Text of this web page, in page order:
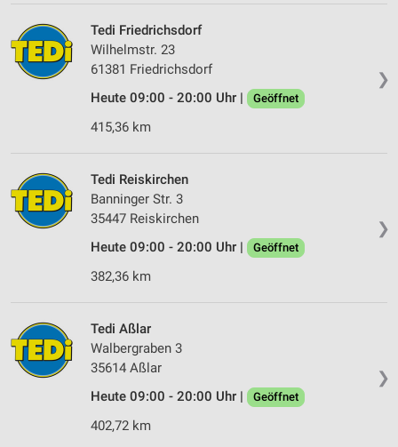
❯
Tedi Friedrichsdorf
Wilhelmstr. 23
61381 Friedrichsdorf
Heute 09:00 - 20:00 Uhr |
Geöffnet
415,36 km
❯
Tedi Reiskirchen
Banninger Str. 3
35447 Reiskirchen
Heute 09:00 - 20:00 Uhr |
Geöffnet
382,36 km
❯
Tedi Aßlar
Walbergraben 3
35614 Aßlar
Heute 09:00 - 20:00 Uhr |
Geöffnet
402,72 km
auf einem Endgerät
Verwendung reduzierter Daten zur Auswahl von
Werbeanzeigen
Erstellung von Profilen für personalisierte
Verwendung von Profilen zur Auswahl
personalisierter Werbung
Erstellung von Profilen zur Personalisierung
Verwendung von Profilen zur Auswahl
Messung der Werbeleistung
Messung der Performance von Inhalten
Analyse von Zielgruppen durch Statistiken oder